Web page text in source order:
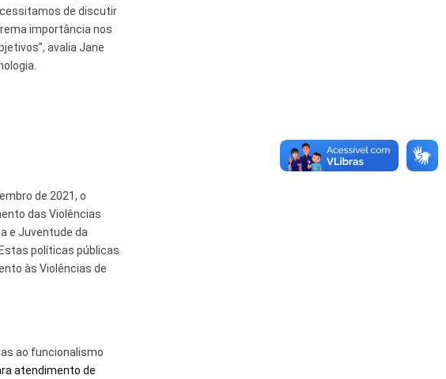
de discutir
importância nos
avalia Jane
de 2021, o
das Violências
e Juventude da
políticas públicas
às Violências de
ao funcionalismo
atendimento de